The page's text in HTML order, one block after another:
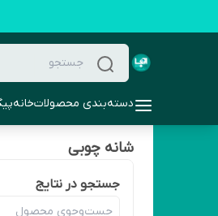
دسته‌بندی محصولاتخانه
شانه چوبی
جستجو در نتایج